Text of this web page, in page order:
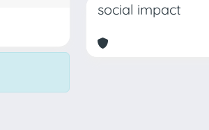
social impact